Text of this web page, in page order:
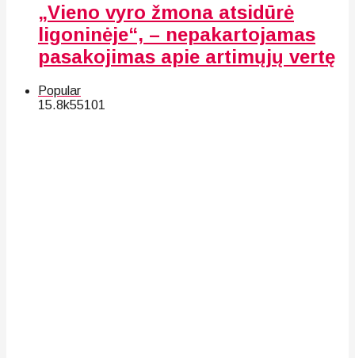
„Vieno vyro žmona atsidūrė
ligoninėje“, – nepakartojamas
pasakojimas apie artimųjų vertę
Popular
15.8k55101